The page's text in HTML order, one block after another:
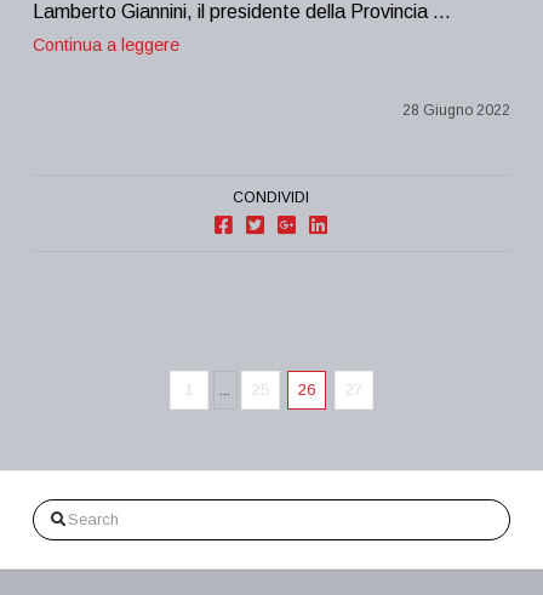
Lamberto Giannini, il presidente della Provincia …
Continua a leggere
28 Giugno 2022
CONDIVIDI
1 ... 25 26 27
Search